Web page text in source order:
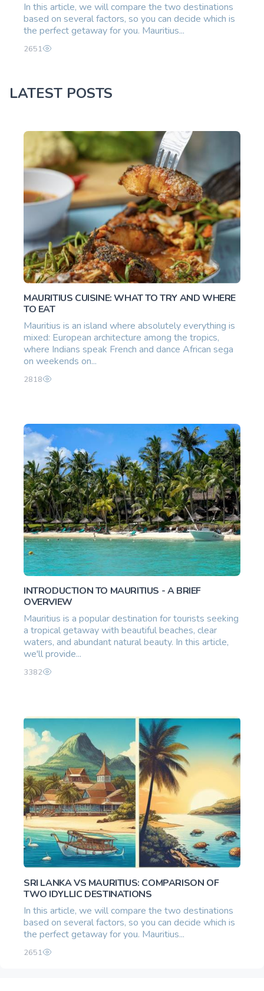
In this article, we will compare the two destinations
based on several factors, so you can decide which is
the perfect getaway for you. Mauritius...
2651
LATEST POSTS
MAURITIUS CUISINE: WHAT TO TRY AND WHERE
TO EAT
Mauritius is an island where absolutely everything is
mixed: European architecture among the tropics,
where Indians speak French and dance African sega
on weekends on...
2818
INTRODUCTION TO MAURITIUS - A BRIEF
OVERVIEW
Mauritius is a popular destination for tourists seeking
a tropical getaway with beautiful beaches, clear
waters, and abundant natural beauty. In this article,
we'll provide...
3382
SRI LANKA VS MAURITIUS: COMPARISON OF
TWO IDYLLIC DESTINATIONS
In this article, we will compare the two destinations
based on several factors, so you can decide which is
the perfect getaway for you. Mauritius...
2651